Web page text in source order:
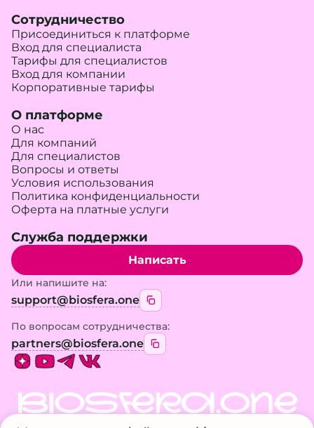
Сотрудничество
Присоединиться к платформе
Вход для специалиста
Тарифы для специалистов
Вход для компании
Корпоративные тарифы
О платформе
О нас
Для компаний
Для специалистов
Вопросы и ответы
Условия использования
Политика конфиденциальности
Оферта на платные услуги
Служба поддержки
Написать
Или напишите на:
support@biosfera.one
По вопросам сотрудничества:
partners@biosfera.one
BIOSFERA.ONE